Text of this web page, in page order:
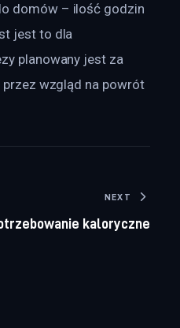
domów – ilość godzin
jest to dla
planowany jest za
wzgląd na powrót
NEXT
kaloryczne